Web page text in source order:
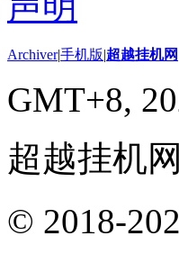
Archiver|手机版|超越挂机网
GMT+8,
超越挂机
© 2018-